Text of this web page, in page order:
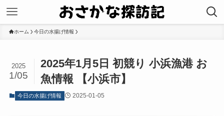
ホーム 今日の水揚げ情報
2025年1月5日 初競り 小浜漁港 お
魚情報 【小浜市】
2025
1/05
今日の水揚げ情報 2025-01-05